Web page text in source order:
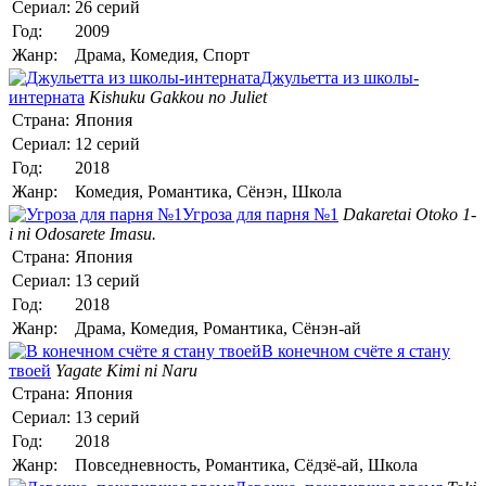
Сериал: 26 серий
Год:
2009
Жанр:
Драма, Комедия, Спорт
Джульетта из школы-
интерната Kishuku Gakkou no Juliet
Страна: Япония
Сериал: 12 серий
Год:
2018
Жанр:
Комедия, Романтика, Сёнэн, Школа
Угроза для парня №1 Dakaretai Otoko 1-
i ni Odosarete Imasu.
Страна: Япония
Сериал: 13 серий
Год:
2018
Жанр:
Драма, Комедия, Романтика, Сёнэн-ай
В конечном счёте я стану
твоей Yagate Kimi ni Naru
Страна: Япония
Сериал: 13 серий
Год:
2018
Жанр:
Повседневность, Романтика, Сёдзё-ай, Школа